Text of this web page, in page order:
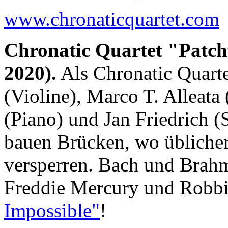
www.chronaticquartet.com
Chronatic Quartet
2020). Als Chronatic
(Violine), Marco T. Alleata
(Piano) und Jan Friedrich
bauen Brücken, wo
versperren. Bach und
Freddie Mercury und
Impossible"!